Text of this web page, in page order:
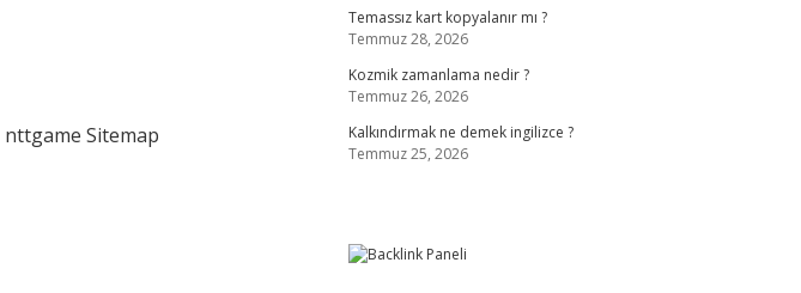
nttgame Sitemap
Temassız kart kopyalanır mı ?
Temmuz 28, 2026
Kozmik zamanlama nedir ?
Temmuz 26, 2026
Kalkındırmak ne demek ingilizce ?
Temmuz 25, 2026